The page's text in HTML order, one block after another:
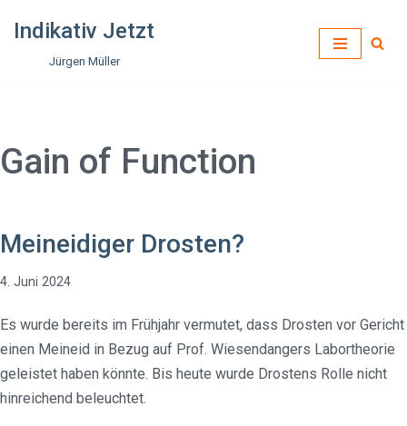
Indikativ Jetzt
Jürgen Müller
Gain of Function
Meineidiger Drosten?
4. Juni 2024
Es wurde bereits im Frühjahr vermutet, dass Drosten vor Gericht
einen Meineid in Bezug auf Prof. Wiesendangers Labortheorie
geleistet haben könnte. Bis heute wurde Drostens Rolle nicht
hinreichend beleuchtet.